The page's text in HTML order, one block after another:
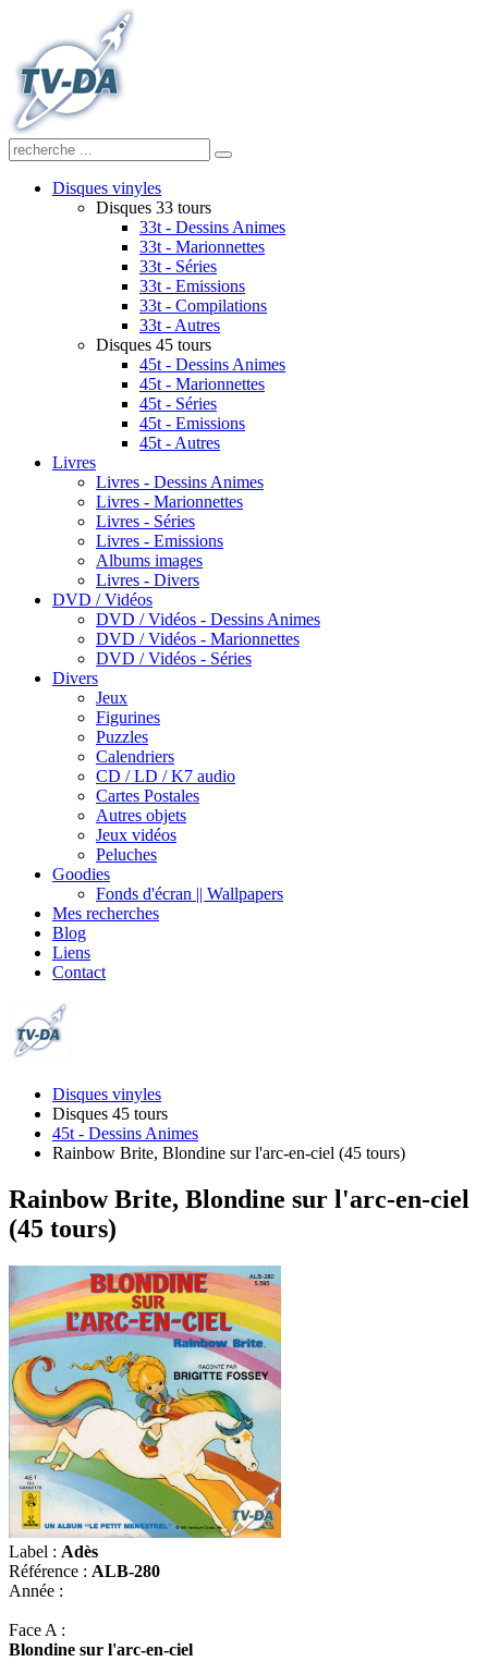
Disques vinyles
Disques 33 tours
33t - Dessins Animes
33t - Marionnettes
33t - Séries
33t - Emissions
33t - Compilations
33t - Autres
Disques 45 tours
45t - Dessins Animes
45t - Marionnettes
45t - Séries
45t - Emissions
45t - Autres
Livres
Livres - Dessins Animes
Livres - Marionnettes
Livres - Séries
Livres - Emissions
Albums images
Livres - Divers
DVD / Vidéos
DVD / Vidéos - Dessins Animes
DVD / Vidéos - Marionnettes
DVD / Vidéos - Séries
Divers
Jeux
Figurines
Puzzles
Calendriers
CD / LD / K7 audio
Cartes Postales
Autres objets
Jeux vidéos
Peluches
Goodies
Fonds d'écran || Wallpapers
Mes recherches
Blog
Liens
Contact
Disques vinyles
Disques 45 tours
45t - Dessins Animes
Rainbow Brite, Blondine sur l'arc-en-ciel (45 tours)
Rainbow Brite, Blondine sur l'arc-en-ciel
(45 tours)
Label : Adès
Référence : ALB-280
Année :
Face A :
Blondine sur l'arc-en-ciel